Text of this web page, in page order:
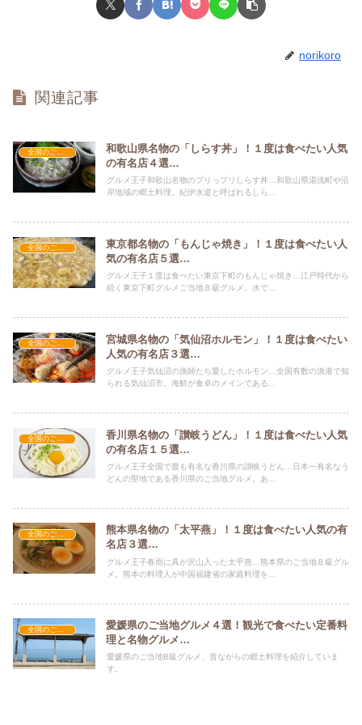
norikoro
関連記事
和歌山県名物の「しらす丼」！１度は食べたい人気
の有名店４選…
グルメ王子和歌山名物のプリっプリしらす丼…和歌山県湯浅町や沿
岸地域の郷土料理。紀伊水道と呼ばれるしら...
東京都名物の「もんじゃ焼き」！１度は食べたい人
気の有名店５選…
グルメ王子１度は食べたい東京下町のもんじゃ焼き…江戸時代から
続く東京下町グルメご当地Ｂ級グルメ。水で...
宮城県名物の「気仙沼ホルモン」！１度は食べたい
人気の有名店３選…
グルメ王子気仙沼の漁師たち愛したホルモン…全国有数の漁港で知
られる気仙沼市。海鮮が食卓のメインである...
香川県名物の「讃岐うどん」！１度は食べたい人気
の有名店１５選…
グルメ王子全国で最も有名な香川県の讃岐うどん…日本一有名なう
どんの聖地である香川県のご当地グルメ。あ...
熊本県名物の「太平燕」！１度は食べたい人気の有
名店３選…
グルメ王子春雨に具が沢山入った太平燕…熊本県のご当地Ｂ級グル
メ。熊本の料理人が中国福建省の家庭料理を...
愛媛県のご当地グルメ４選！観光で食べたい定番料
理と名物グルメ…
愛媛県のご当地B級グルメ、昔ながらの郷土料理を紹介していま
す。